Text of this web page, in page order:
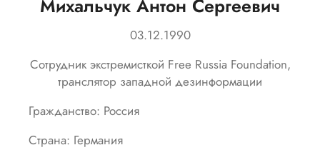
Михальчук Антон Сергеевич
03.12.1990
Сотрудник экстремисткой Free Russia Foundation,
транслятор западной дезинформации
Гражданство: Россия
Страна: Германия